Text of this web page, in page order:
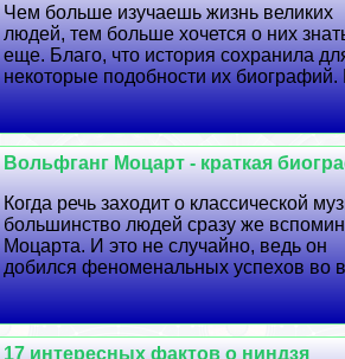
Чем больше изучаешь жизнь великих
людей, тем больше хочется о них
еще. Благо, что история сохранила
некоторые подобности их биографий.
Вольфганг Моцарт - краткая
Когда речь заходит о классической
большинство людей сразу же
Моцарта. И это не случайно, ведь он
добился феноменальных успехов во
17 интересных фактов о ниндзя